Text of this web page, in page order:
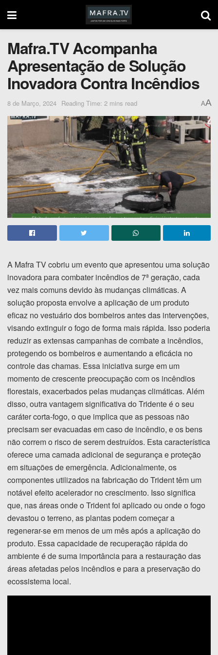
Mafra.TV Acompanha
Apresentação de Solução
Inovadora Contra Incêndios
8 de Março, 2024 Reading Time: 2 mins read AA
A Mafra TV cobriu um evento que apresentou uma solução
inovadora para combater incêndios de 7ª geração, cada
vez mais comuns devido às mudanças climáticas. A
solução proposta envolve a aplicação de um produto
eficaz no vestuário dos bombeiros antes das intervenções,
visando extinguir o fogo de forma mais rápida. Isso poderia
reduzir as extensas campanhas de combate a incêndios,
protegendo os bombeiros e aumentando a eficácia no
controle das chamas. Essa iniciativa surge em um
momento de crescente preocupação com os incêndios
florestais, exacerbados pelas mudanças climáticas. Além
disso, outra vantagem significativa do Tridente é o seu
caráter corta-fogo, o que implica que as pessoas não
precisam ser evacuadas em caso de incêndio, e os bens
não correm o risco de serem destruídos. Esta característica
oferece uma camada adicional de segurança e proteção
em situações de emergência. Adicionalmente, os
componentes utilizados na fabricação do Trident têm um
notável efeito acelerador no crescimento. Isso significa
que, nas áreas onde o Trident foi aplicado ou onde o fogo
devastou o terreno, as plantas podem começar a
regenerar-se em menos de um mês após a aplicação do
produto. Essa capacidade de recuperação rápida do
ambiente é de suma importância para a restauração das
áreas afetadas pelos incêndios e para a preservação do
ecossistema local.